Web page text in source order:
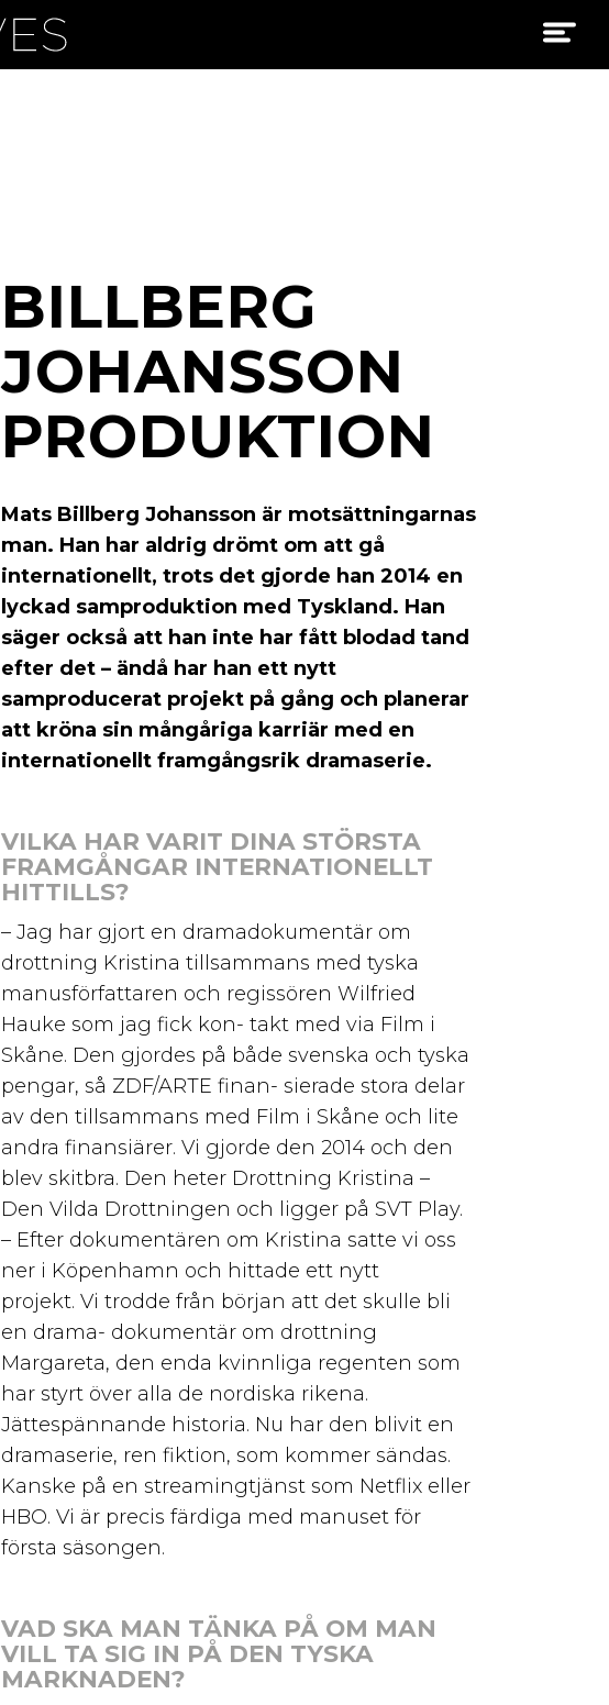
BILLBERG
JOHANSSON
PRODUKTION
Mats Billberg Johansson är motsättningarnas
man. Han har aldrig drömt om att gå
internationellt, trots det gjorde han 2014 en
lyckad samproduktion med Tyskland. Han
säger också att han inte har fått blodad tand
efter det – ändå har han ett nytt
samproducerat projekt på gång och planerar
att kröna sin mångåriga karriär med en
internationellt framgångsrik dramaserie.
VILKA HAR VARIT DINA STÖRSTA
FRAMGÅNGAR INTERNATIONELLT
HITTILLS?
– Jag har gjort en dramadokumentär om
drottning Kristina tillsammans med tyska
manusförfattaren och regissören Wilfried
Hauke som jag fick kon- takt med via Film i
Skåne. Den gjordes på både svenska och tyska
pengar, så ZDF/ARTE finan- sierade stora delar
av den tillsammans med Film i Skåne och lite
andra finansiärer. Vi gjorde den 2014 och den
blev skitbra. Den heter Drottning Kristina –
Den Vilda Drottningen och ligger på SVT Play.
– Efter dokumentären om Kristina satte vi oss
ner i Köpenhamn och hittade ett nytt
projekt. Vi trodde från början att det skulle bli
en drama- dokumentär om drottning
Margareta, den enda kvinnliga regenten som
har styrt över alla de nordiska rikena.
Jättespännande historia. Nu har den blivit en
dramaserie, ren fiktion, som kommer sändas.
Kanske på en streamingtjänst som Netflix eller
HBO. Vi är precis färdiga med manuset för
första säsongen.
VAD SKA MAN TÄNKA PÅ OM MAN
VILL TA SIG IN PÅ DEN TYSKA
MARKNADEN?